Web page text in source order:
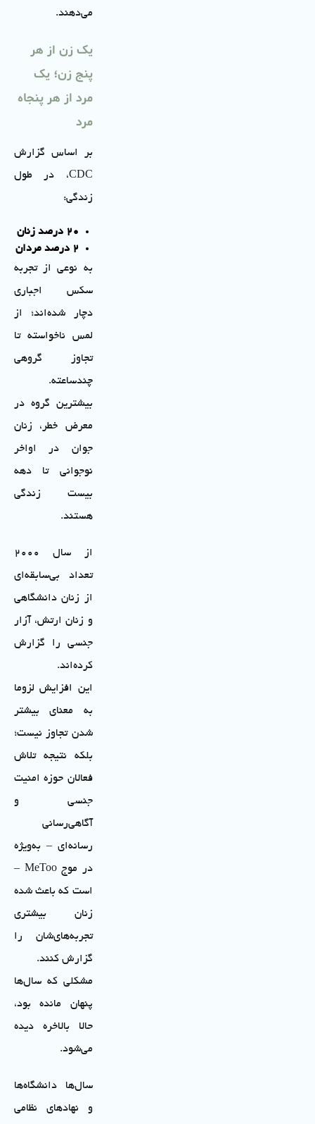
می‌دهند.
یک زن از هر
پنج زن؛ یک
مرد از هر پنجاه
مرد
بر اساس گزارش
CDC، در طول
زندگی:
۲۰ درصد زنان
۲ درصد مردان
به نوعی از تجربه
سکس اجباری
دچار شده‌اند؛ از
لمس ناخواسته تا
تجاوز گروهی
چندساعته.
بیشترین گروه در
معرض خطر، زنان
جوان در اواخر
نوجوانی تا دهه
بیست زندگی
هستند.
از سال ۲۰۰۰
تعداد بی‌سابقه‌ای
از زنان دانشگاهی
و زنان ارتش، آزار
جنسی را گزارش
کرده‌اند.
این افزایش لزوما
به معنای بیشتر
شدن تجاوز نیست؛
بلکه نتیجه تلاش
فعالان حوزه امنیت
جنسی و
آگاهی‌رسانی
رسانه‌ای – به‌ویژه
در موج MeToo –
است که باعث شده
زنان بیشتری
تجربه‌های‌شان را
گزارش کنند.
مشکلی که سال‌ها
پنهان مانده بود،
حالا بالاخره دیده
می‌شود.
سال‌ها دانشگاه‌ها
و نهادهای نظامی